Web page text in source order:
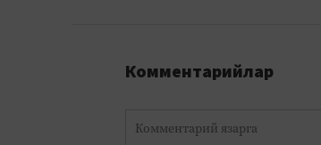
Комментарийлар